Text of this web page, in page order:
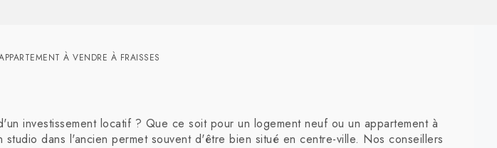
À VENDRE À FRAISSES
investissement locatif ? Que ce soit pour un logement neuf ou un appartement à
dans l'ancien permet souvent d'être bien situé en centre-ville. Nos conseillers